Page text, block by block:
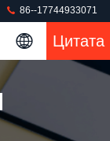
86--17744933071
Цитата